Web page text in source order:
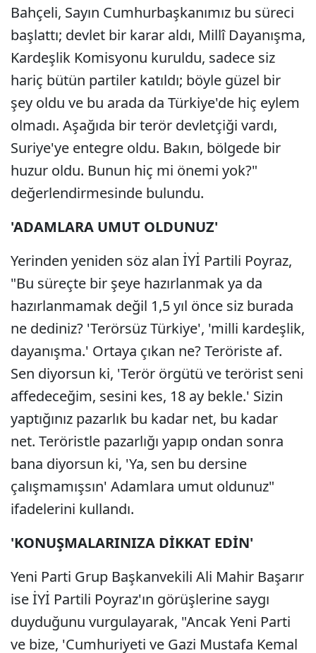
Bahçeli, Sayın Cumhurbaşkanımız bu süreci
başlattı; devlet bir karar aldı, Millî Dayanışma,
Kardeşlik Komisyonu kuruldu, sadece siz
hariç bütün partiler katıldı; böyle güzel bir
şey oldu ve bu arada da Türkiye'de hiç eylem
olmadı. Aşağıda bir terör devletçiği vardı,
Suriye'ye entegre oldu. Bakın, bölgede bir
huzur oldu. Bunun hiç mi önemi yok?"
değerlendirmesinde bulundu.
'ADAMLARA UMUT OLDUNUZ'
Yerinden yeniden söz alan İYİ Partili Poyraz,
"Bu süreçte bir şeye hazırlanmak ya da
hazırlanmamak değil 1,5 yıl önce siz burada
ne dediniz? 'Terörsüz Türkiye', 'milli kardeşlik,
dayanışma.' Ortaya çıkan ne? Teröriste af.
Sen diyorsun ki, 'Terör örgütü ve terörist seni
affedeceğim, sesini kes, 18 ay bekle.' Sizin
yaptığınız pazarlık bu kadar net, bu kadar
net. Teröristle pazarlığı yapıp ondan sonra
bana diyorsun ki, 'Ya, sen bu dersine
çalışmamışsın' Adamlara umut oldunuz"
ifadelerini kullandı.
'KONUŞMALARINIZA DİKKAT EDİN'
Yeni Parti Grup Başkanvekili Ali Mahir Başarır
ise İYİ Partili Poyraz'ın görüşlerine saygı
duyduğunu vurgulayarak, "Ancak Yeni Parti
ve bize, 'Cumhuriyeti ve Gazi Mustafa Kemal